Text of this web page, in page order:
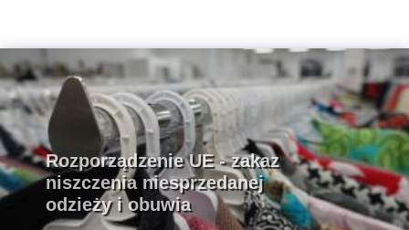
Rozporządzenie UE - zakaz
niszczenia niesprzedanej
odzieży i obuwia